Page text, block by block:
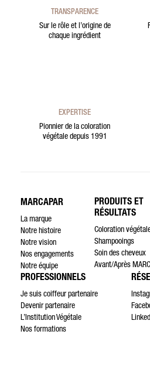
TRANSPARENCE
Sur le rôle et l’origine de
chaque ingrédient
EXPERTISE
Pionnier de la coloration
végétale depuis 1991
MARCAPAR
La marque
Notre histoire
Notre vision
Nos engagements
Notre équipe
PRODUITS ET
RÉSULTATS
Coloration
Shampooings
Soin des cheveux
Avant/Après
PROFESSIONNELS
Je suis coiffeur partenaire
Devenir partenaire
L’Institution Végétale
Nos formations